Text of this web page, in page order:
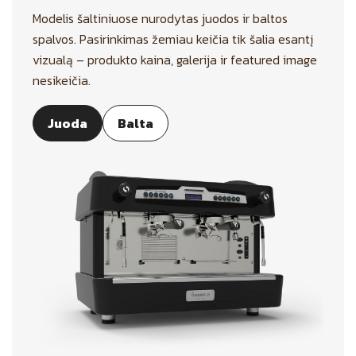
Modelis šaltiniuose nurodytas juodos ir baltos
spalvos. Pasirinkimas žemiau keičia tik šalia esantį
vizualą – produkto kaina, galerija ir featured image
nesikeičia.
Juoda Balta